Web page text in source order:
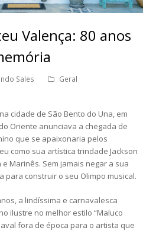
Valença: 80 anos
Sales
Geral
cidade de São Bento do Una, em
Oriente anunciava a chegada de
que se apaixonaria pelos
como sua artística trindade Jackson
Marinês. Sem jamais negar a sua
para construir o seu Olimpo musical.
a lindíssima e carnavalesca
ilustre no melhor estilo “Maluco
fora de época para o artista que